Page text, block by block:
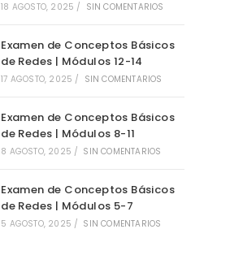
18 AGOSTO, 2025 / SIN COMENTARIOS
Examen de Conceptos Básicos
de Redes | Módulos 12-14
17 AGOSTO, 2025 / SIN COMENTARIOS
Examen de Conceptos Básicos
de Redes | Módulos 8-11
8 AGOSTO, 2025 / SIN COMENTARIOS
Examen de Conceptos Básicos
de Redes | Módulos 5-7
5 AGOSTO, 2025 / SIN COMENTARIOS